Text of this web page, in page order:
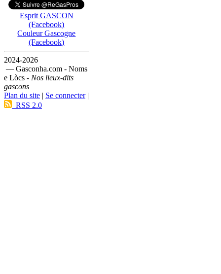
Esprit GASCON
(Facebook)
Couleur Gascogne
(Facebook)
2024-2026
— Gasconha.com - Noms
e Lòcs - Nos lieux-dits
gascons
Plan du site | Se connecter|
RSS 2.0